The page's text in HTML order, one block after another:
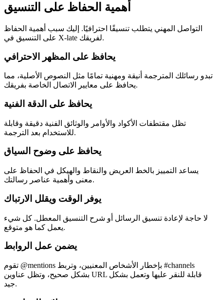
أهمية الحفاظ على التنسيق
التواصل المهني يتطلب تنسيقًا احترافيًا. إليك سبب أهمية الحفاظ
على التنسيق في X-late لفريقك.
يحافظ على المظهر الاحترافي
تبدو رسائلك المترجمة أنيقة ومهنية تمامًا مثل النصوص الأصلية، مما
يحافظ على معايير الاتصال الخاصة بفريقك.
يحافظ على الدقة الفنية
تظل مقتطفات الأكواد والأوامر والوثائق الفنية دقيقة وقابلة
للاستخدام بعد الترجمة.
يحافظ على وضوح السياق
يساعد التمييز بالخط العريض والنقاط والهيكل في الحفاظ على
معنى وأهمية عناصر رسالتك.
يوفر الوقت ويقلل الارتباك
لا حاجة لإعادة تنسيق الرسائل أو شرح التنسيق المعطل. كل شيء
يعمل كما هو متوقع.
يضمن عمل الروابط
تقوم @mentions بإخطار الأشخاص المعنيين، وتربط #channels
بشكل صحيح، وتظل عناوين URL قابلة للنقر عليها وتعمل بشكل
جيد.